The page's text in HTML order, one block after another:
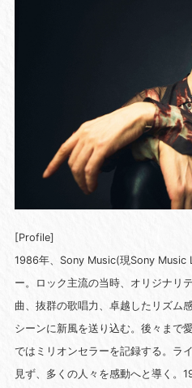
[Profile]
1986年、Sony Music(現Sony Music
ー。ロック主流の当時、オリジナリ
曲、抜群の歌唱力、卓越したリズム
シーンに新風を送り込む。後々まで
ではミリオンセラーを記録する。ラ
見ず、多くの人々を感動へと導く。